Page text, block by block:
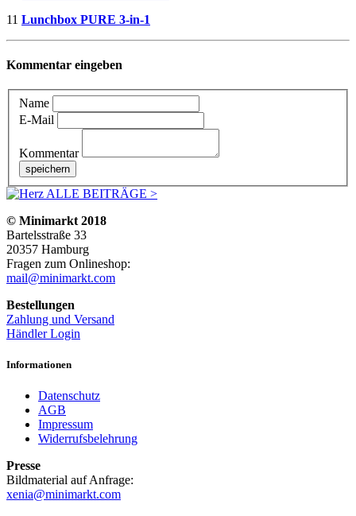
11 Lunchbox PURE 3-in-1
Kommentar eingeben
Name
E-Mail
Kommentar
ALLE BEITRÄGE >
© Minimarkt 2018
Bartelsstraße 33
20357 Hamburg
Fragen zum Onlineshop:
mail@minimarkt.com
Bestellungen
Zahlung und Versand
Händler Login
Informationen
Datenschutz
AGB
Impressum
Widerrufsbelehrung
Presse
Bildmaterial auf Anfrage:
xenia@minimarkt.com